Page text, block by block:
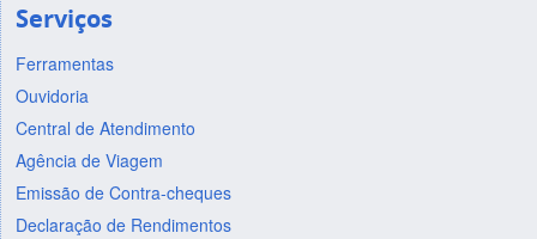
Serviços
Ferramentas
Ouvidoria
Central de Atendimento
Agência de Viagem
Emissão de Contra-cheques
Declaração de Rendimentos